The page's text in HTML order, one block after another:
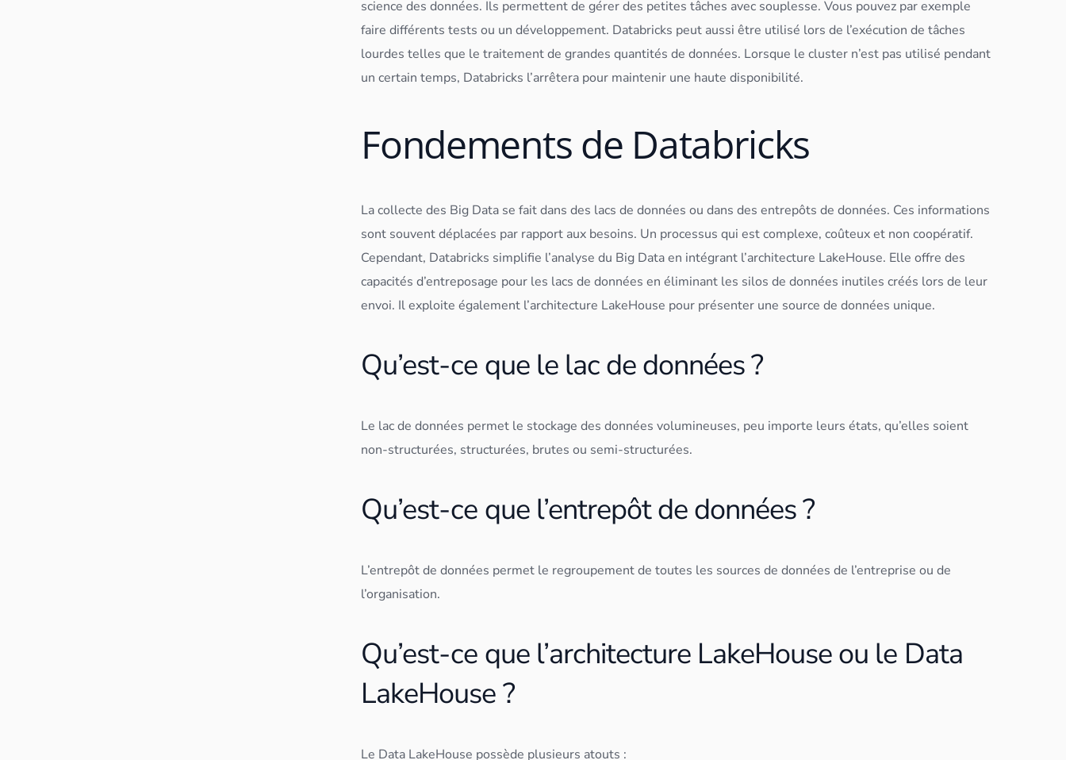
science desdonnées. Ils permettent de gérer des petites tâches avec souplesse. Vous pouvez par exemple
faire différents tests ou un développement. Databricks peut aussi être utilisé lors de l’exécution de tâches
lourdes telles que le traitement de grandes quantités dedonnées. Lorsque lecluster n’est pas utilisé pendant
un certain temps, Databricks l’arrêtera pour maintenir une haute disponibilité.
Fondements de Databricks
La collecte des Big Data se fait dans des lacs dedonnées ou dans des entrepôts dedonnées. Ces informations
sont souvent déplacées par rapport aux besoins. Un processus qui est complexe, coûteux et non coopératif.
Cependant, Databricks simplifie l’analyse du Big Dataen intégrant l’architecture LakeHouse. Elle offre des
capacités d’entreposage pour les lacs dedonnées en éliminant les silos dedonnées inutiles créés lors de leur
envoi. Il exploite également l’architecture LakeHouse pour présenter une source dedonnées unique.
Qu’est-ce que le lac de données ?
Le lac dedonnées permet le stockage desdonnées volumineuses, peu importe leurs états, qu’elles soient
non-structurées, structurées, brutes ou semi-structurées.
Qu’est-ce que l’entrepôt de données ?
L’entrepôt dedonnées permet le regroupement de toutes les sources dedonnées de l’entreprise ou de
l’organisation.
Qu’est-ce que l’architecture LakeHouse ou le Data
LakeHouse ?
Le Data LakeHouse possède plusieurs atouts :